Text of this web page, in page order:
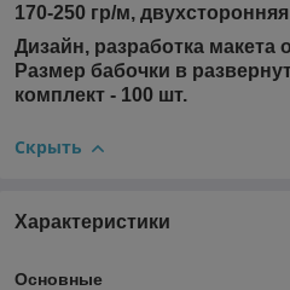
170-250 гр/м,
Дизайн, разработка макета
Размер бабочки в
комплект - 100 шт.
Скрыть
Характеристики
Основные